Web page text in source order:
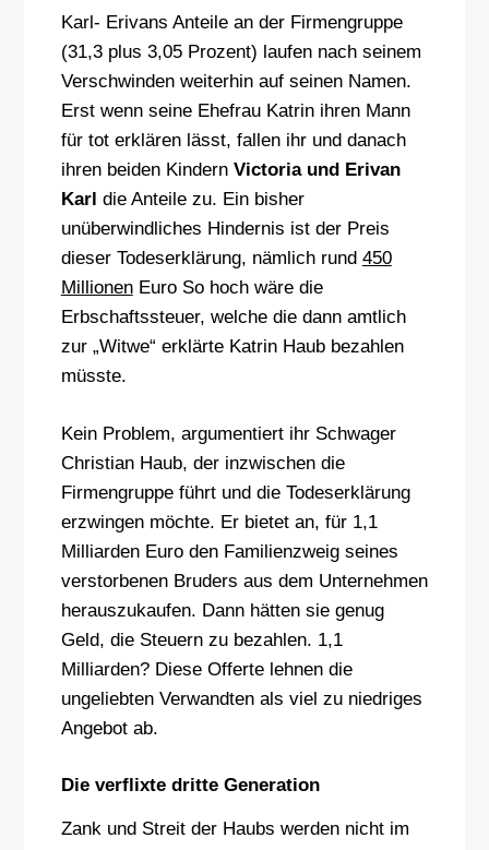
Karl- Erivans Anteile an der Firmengruppe
(31,3 plus 3,05 Prozent) laufen nach seinem
Verschwinden weiterhin auf seinen Namen.
Erst wenn seine Ehefrau Katrin ihren Mann
für tot erklären lässt, fallen ihr und danach
ihren beiden Kindern Victoria und Erivan
Karl die Anteile zu. Ein bisher
unüberwindliches Hindernis ist der Preis
dieser Todeserklärung, nämlich rund 450
MillionenEuro So hoch wäre die
Erbschaftssteuer, welche die dann amtlich
zur „Witwe“ erklärte Katrin Haub bezahlen
müsste.
Kein Problem, argumentiert ihr Schwager
Christian Haub, der inzwischen die
Firmengruppe führt und die Todeserklärung
erzwingen möchte. Er bietet an, für 1,1
Milliarden Euro den Familienzweig seines
verstorbenen Bruders aus dem Unternehmen
herauszukaufen. Dann hätten sie genug
Geld, die Steuern zu bezahlen. 1,1
Milliarden? Diese Offerte lehnen die
ungeliebten Verwandten als viel zu niedriges
Angebot ab.
Die verflixte dritte Generation
Zank und Streit der Haubs werden nicht im